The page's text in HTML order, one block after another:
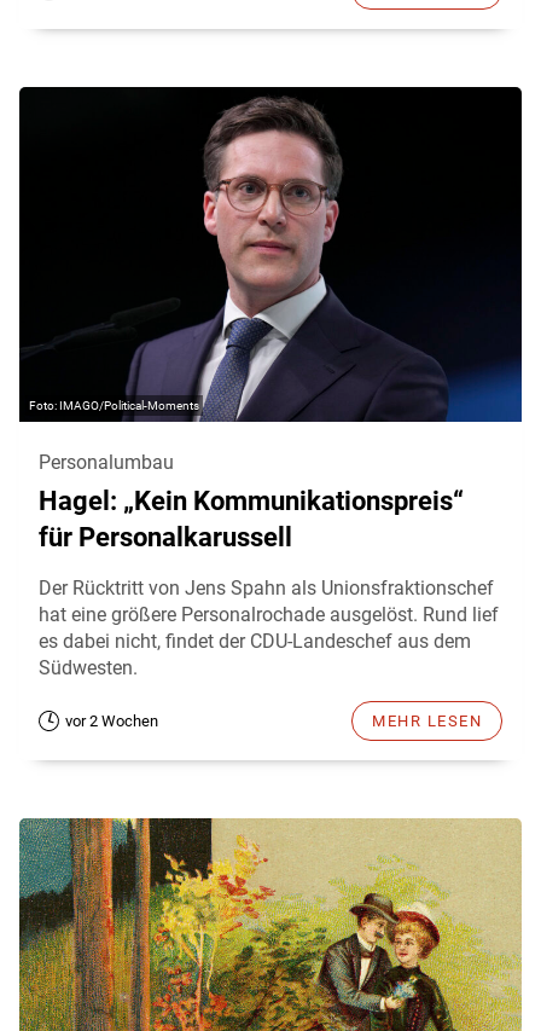
IMAGO/Political-Moments
Personalumbau
Hagel: „Kein Kommunikationspreis“
für Personalkarussell
Der Rücktritt von Jens Spahn als Unionsfraktionschef
hat eine größere Personalrochade ausgelöst. Rund lief
es dabei nicht, findet der CDU-Landeschef aus dem
Südwesten.
vor 2 Wochen MEHR LESEN